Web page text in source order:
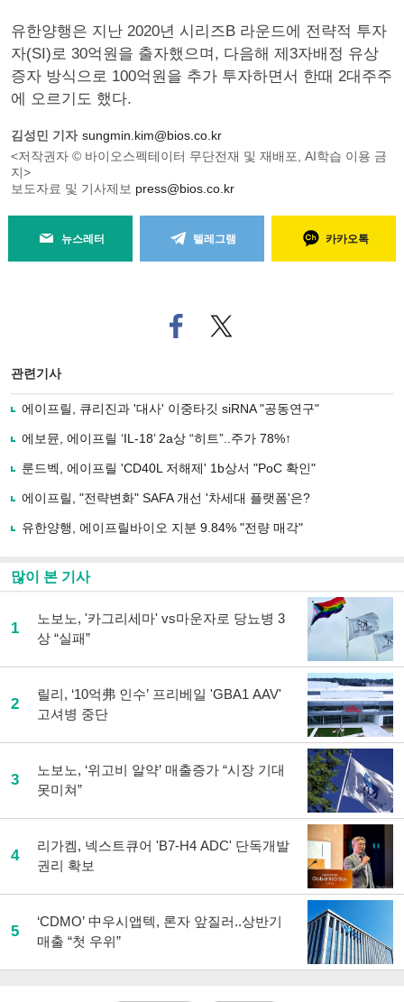
유한양행은 지난 2020년 시리즈B 라운드에 전략적 투자
자(SI)로 30억원을 출자했으며, 다음해 제3자배정 유상
증자 방식으로 100억원을 추가 투자하면서 한때 2대주주
에 오르기도 했다.
김성민 기자 sungmin.kim@bios.co.kr
<저작권자 © 바이오스펙테이터 무단전재 및 재배포, AI학습 이용 금
지>
보도자료 및 기사제보 press@bios.co.kr
뉴스레터 텔레그램 카카오톡
페
이
로
기
사
유
기
트위
터로
관련기사
에이프릴, 큐리진과 '대사' 이중타깃 siRNA "공동연구"
에보뮨, 에이프릴 ‘IL-18’ 2a상 “히트”..주가 78%↑
룬드벡, 에이프릴 'CD40L 저해제' 1b상서 "PoC 확인"
에이프릴, "전략변화" SAFA 개선 '차세대 플랫폼'은?
유한양행, 에이프릴바이오 지분 9.84% "전량 매각"
많이 본 기사
1
노보노, '카그리세마' vs마운자로 당뇨병 3
상 “실패”
2
릴리, ‘10억弗 인수’ 프리베일 'GBA1 AAV'
고셔병 중단
3
노보노, ‘위고비 알약’ 매출증가 “시장 기대
못미쳐”
4
리가켐, 넥스트큐어 'B7-H4 ADC' 단독개발
권리 확보
5
‘CDMO’ 中우시앱텍, 론자 앞질러..상반기
매출 “첫 우위”